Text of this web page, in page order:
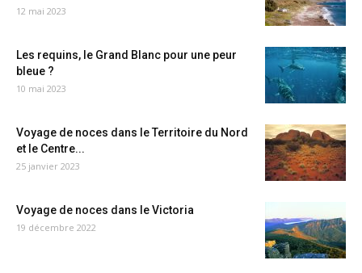
12 mai 2023
Les requins, le Grand Blanc pour une peur
bleue ?
10 mai 2023
Voyage de noces dans le Territoire du Nord
et le Centre...
25 janvier 2023
Voyage de noces dans le Victoria
19 décembre 2022